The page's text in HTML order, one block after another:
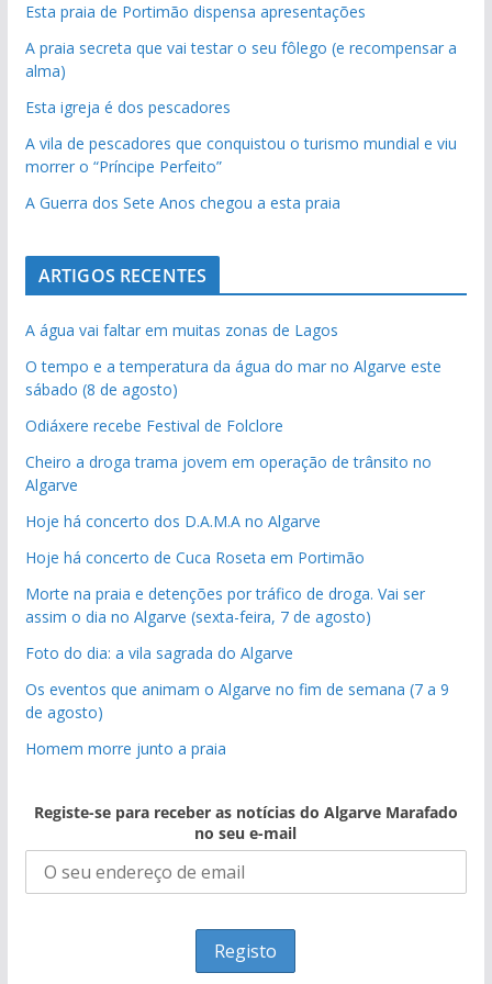
Esta praia de Portimão dispensa apresentações
A praia secreta que vai testar o seu fôlego (e recompensar a
alma)
Esta igreja é dos pescadores
A vila de pescadores que conquistou o turismo mundial e viu
morrer o “Príncipe Perfeito”
A Guerra dos Sete Anos chegou a esta praia
ARTIGOS RECENTES
A água vai faltar em muitas zonas de Lagos
O tempo e a temperatura da água do mar no Algarve este
sábado (8 de agosto)
Odiáxere recebe Festival de Folclore
Cheiro a droga trama jovem em operação de trânsito no
Algarve
Hoje há concerto dos D.A.M.A no Algarve
Hoje há concerto de Cuca Roseta em Portimão
Morte na praia e detenções por tráfico de droga. Vai ser
assim o dia no Algarve (sexta-feira, 7 de agosto)
Foto do dia: a vila sagrada do Algarve
Os eventos que animam o Algarve no fim de semana (7 a 9
de agosto)
Homem morre junto a praia
Registe-se para receber as notícias do Algarve Marafado
no seu e-mail